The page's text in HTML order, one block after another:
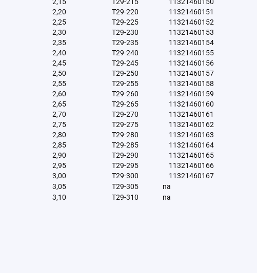
2,20
T29-220
11321460151
2,25
T29-225
11321460152
2,30
T29-230
11321460153
2,35
T29-235
11321460154
2,40
T29-240
11321460155
2,45
T29-245
11321460156
2,50
T29-250
11321460157
2,55
T29-255
11321460158
2,60
T29-260
11321460159
2,65
T29-265
11321460160
2,70
T29-270
11321460161
2,75
T29-275
11321460162
2,80
T29-280
11321460163
2,85
T29-285
11321460164
2,90
T29-290
11321460165
2,95
T29-295
11321460166
3,00
T29-300
11321460167
3,05
T29-305
na
3,10
T29-310 na